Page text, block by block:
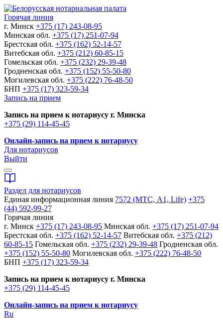
Горячая линия
г. Минск +375 (17) 243-08-95
Минская обл. +375 (17) 251-07-94
Брестская обл. +375 (162) 52-14-57
Витебская обл. +375 (212) 60-85-15
Гомельская обл. +375 (232) 29-39-48
Гродненская обл. +375 (152) 55-50-80
Могилевская обл. +375 (222) 76-48-50
БНП +375 (17) 323-59-34
Запись на прием
Запись на прием к нотариусу г. Минска
+375 (29) 114-45-45
Онлайн-запись на прием к нотариусу
Для нотариусов
Выйти
Раздел для нотариусов
Единая информационная линия 7572 (МТС, A1, Life) +375
(44) 592-99-27
Горячая линия
г. Минск +375 (17) 243-08-95 Минская обл. +375 (17) 251-07-94
Брестская обл. +375 (162) 52-14-57 Витебская обл. +375 (212)
60-85-15 Гомельская обл. +375 (232) 29-39-48 Гродненская обл.
+375 (152) 55-50-80 Могилевская обл. +375 (222) 76-48-50
БНП +375 (17) 323-59-34
Запись на прием к нотариусу г. Минска
+375 (29) 114-45-45
Онлайн-запись на прием к нотариусу
Ru